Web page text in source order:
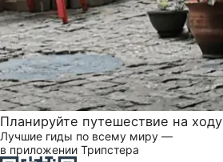
Планируйте путешествие на ходу
Лучшие гиды по всему миру —
в приложении Трипстера